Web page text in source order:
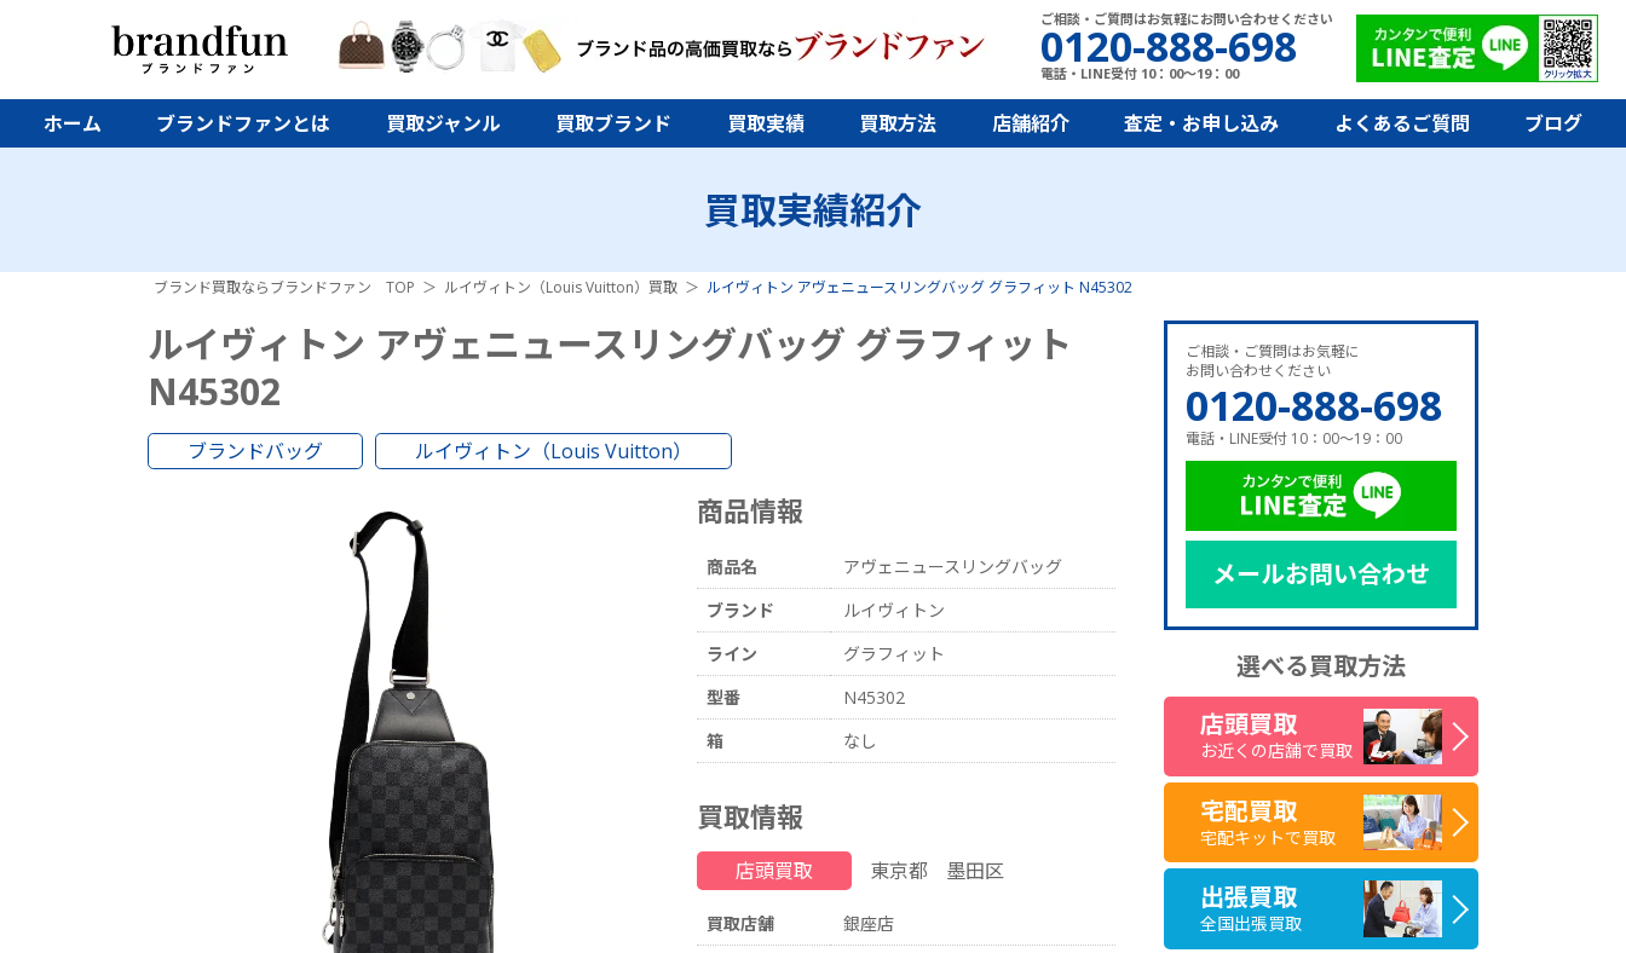
ご相談・ご質問はお気軽にお問い合わせください
0120-888-698
電話・LINE受付 10：00～19：00
ホーム ブランドファンとは 買取ジャンル 買取ブランド 買取実績 買取方法 店舗紹介 査定・お申し込み よくあるご質問 ブログ
買取実績紹介
ブランド買取ならブランドファン TOP ルイヴィトン（Louis Vuitton）買取 ルイヴィトン アヴェニュースリングバッグ グラフィット N45302
ルイヴィトン アヴェニュースリングバッグ グラフィット
N45302
ブランドバッグ ルイヴィトン（Louis Vuitton）
商品情報
商品名
アヴェニュースリングバッグ
ブランド
ルイヴィトン
ライン
グラフィット
型番
N45302
箱
なし
買取情報
店頭買取 東京都 墨田区
買取店舗
銀座店
ご相談・ご質問はお気軽に
お問い合わせください
0120-888-698
電話・LINE受付 10：00～19：00
メールお問い合わせ
選べる買取方法
店頭買取
お近くの店舗で買取
宅配買取
宅配キットで買取
出張買取
全国出張買取